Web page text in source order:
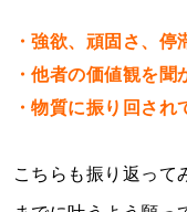
・強欲、頑固さ、
・他者の価値観を
・物質に振り回さ
こちらも振り返って